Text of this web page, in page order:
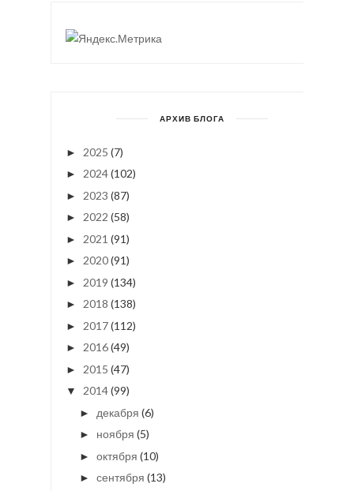
АРХИВ БЛОГА
► 2025 (7)
► 2024(102)
► 2023 (87)
► 2022 (58)
► 2021 (91)
► 2020(91)
► 2019 (134)
► 2018 (138)
► 2017(112)
► 2016(49)
► 2015 (47)
▼ 2014(99)
► декабря (6)
► ноября (5)
► октября (10)
► сентября (13)